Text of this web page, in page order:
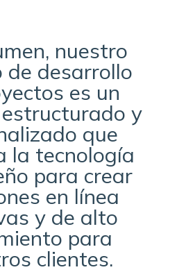
nuestro
de desarrollo
es un
y
que
la tecnología
para crear
en línea
y de alto
para
clientes.